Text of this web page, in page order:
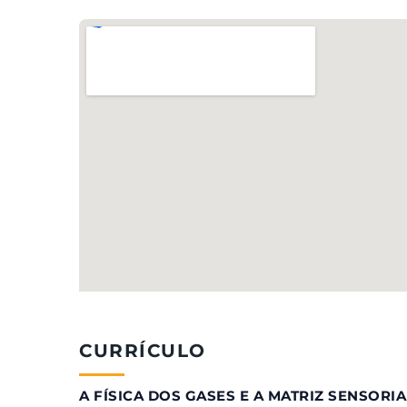
CURRÍCULO
A FÍSICA DOS GASES E A MATRIZ